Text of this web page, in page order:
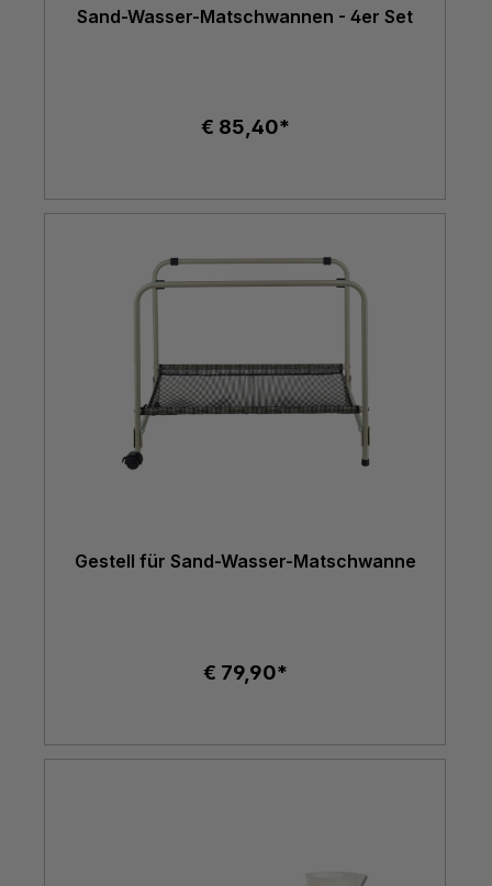
Sand-Wasser-Matschwannen - 4er Set
€ 85,40*
Gestell für Sand-Wasser-Matschwanne
€ 79,90*